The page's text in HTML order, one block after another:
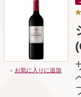
お気に入りに追加